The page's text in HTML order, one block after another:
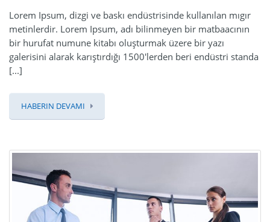
Lorem Ipsum, dizgi ve baskı endüstrisinde kullanılan mıgır
metinlerdir. Lorem Ipsum, adı bilinmeyen bir matbaacının
bir hurufat numune kitabı oluşturmak üzere bir yazı
galerisini alarak karıştırdığı 1500'lerden beri endüstri standa
[...]
HABERIN DEVAMI